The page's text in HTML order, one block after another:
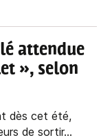
attendue
», selon
dès cet été,
de sortir...